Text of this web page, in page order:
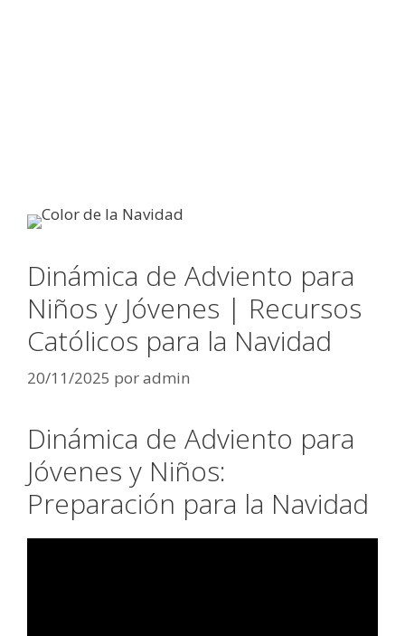
Dinámica de Adviento para
Niños y Jóvenes | Recursos
Católicos para la Navidad
20/11/2025 poradmin
Dinámica de Adviento para
Jóvenes y Niños:
Preparación para la Navidad